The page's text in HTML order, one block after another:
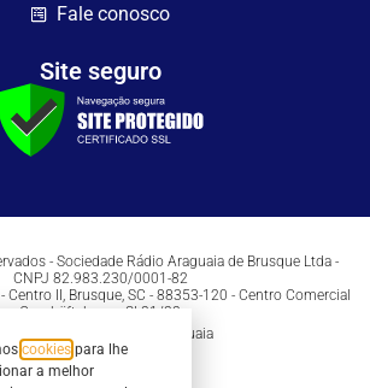
Fale conosco
Site seguro
- Sociedade Rádio Araguaia de Brusque Ltda -
CNPJ 82.983.230/0001-82
II, Brusque, SC - 88353-120 - Centro Comercial
Geschäftshaus - Sl 21/22
© 2026 | Rádio Araguaia
cookies para lhe
a melhor